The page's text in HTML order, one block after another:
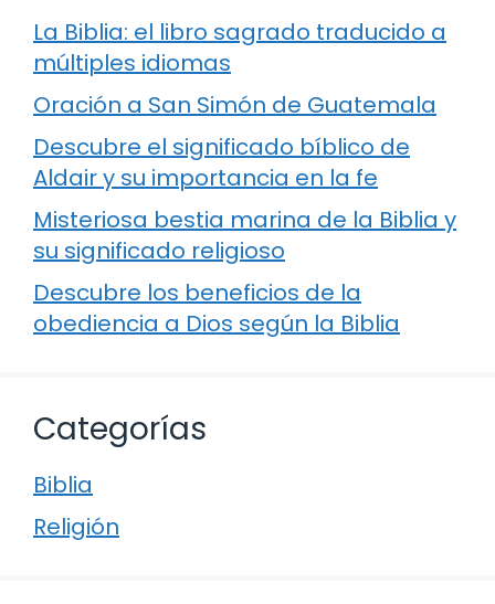
La Biblia: el libro sagrado traducido a
múltiples idiomas
Oración a San Simón de Guatemala
Descubre el significado bíblico de
Aldair y su importancia en la fe
Misteriosa bestia marina de la Biblia y
su significado religioso
Descubre los beneficios de la
obediencia a Dios según la Biblia
Categorías
Biblia
Religión